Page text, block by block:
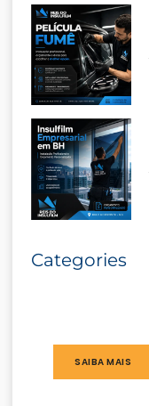
Categories
SAIBA MAIS